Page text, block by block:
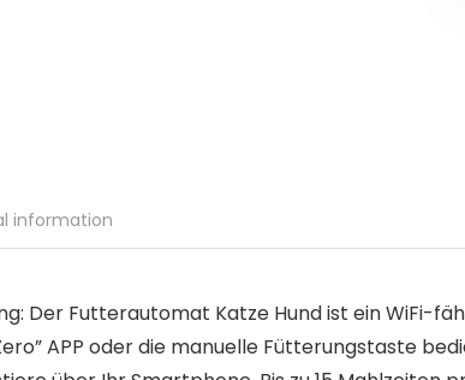
information
Der Futterautomat Katze Hund ist ein WiFi-
APP oder die manuelle Fütterungstaste